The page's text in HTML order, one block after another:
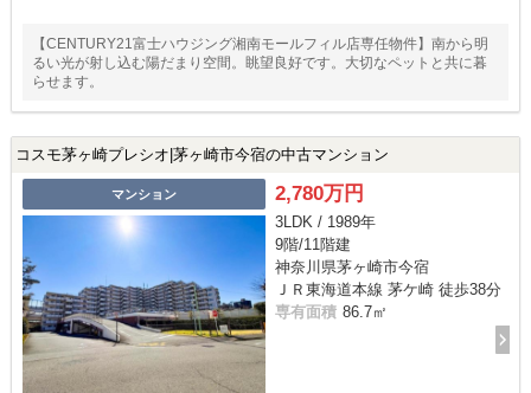
【CENTURY21富士ハウジング湘南モールフィル店専任物件】南から明
るい光が射し込む陽だまり空間。眺望良好です。大切なペットと共に暮
らせます。
コスモ茅ヶ崎プレシオ|茅ヶ崎市今宿の中古マンション
マンション 2,780万円
3LDK / 1989年
9階/11階建
神奈川県茅ヶ崎市今宿
ＪＲ東海道本線 茅ケ崎 徒歩38分
専有面積 86.7㎡